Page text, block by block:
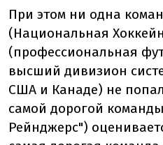
При этом ни одна
(Национальная
(профессиональная
высший дивизион
США и Канаде) не
самой дорогой
Рейнджерс")